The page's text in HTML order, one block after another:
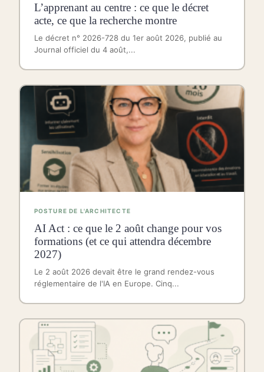
L’apprenant au centre : ce que le décret
acte, ce que la recherche montre
Le décret n° 2026-728 du 1er août 2026, publié au
Journal officiel du 4 août,...
POSTURE DE L'ARCHITECTE
AI Act : ce que le 2 août change pour vos
formations (et ce qui attendra décembre
2027)
Le 2 août 2026 devait être le grand rendez-vous
réglementaire de l'IA en Europe. Cinq...